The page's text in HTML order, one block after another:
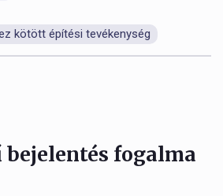
kötött építési tevékenység
bejelentés fogalma